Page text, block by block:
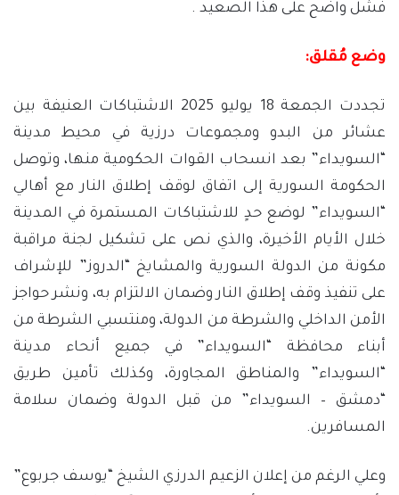
فشل واضح على هذا الصعيد .
وضع مُقلق:
تجددت الجمعة 18 يوليو 2025 الاشتباكات العنيفة بين
عشائر من البدو ومجموعات درزية في محيط مدينة
“السويداء” بعد انسحاب القوات الحكومية منها، وتوصل
الحكومة السورية إلى اتفاق لوقف إطلاق النار مع أهالي
“السويداء” لوضع حدٍ للاشتباكات المستمرة في المدينة
خلال الأيام الأخيرة، والذي نص على تشكيل لجنة مراقبة
مكونة من الدولة السورية والمشايخ “الدروز” للإشراف
على تنفيذ وقف إطلاق النار وضمان الالتزام به، ونشر حواجز
الأمن الداخلي والشرطة من الدولة، ومنتسبي الشرطة من
أبناء محافظة “السويداء” في جميع أنحاء مدينة
“السويداء” والمناطق المجاورة، وكذلك تأمين طريق
“دمشق – السويداء” من قبل الدولة وضمان سلامة
المسافرين.
وعلي الرغم من إعلان الزعيم الدرزي الشيخ “يوسف جربوع”